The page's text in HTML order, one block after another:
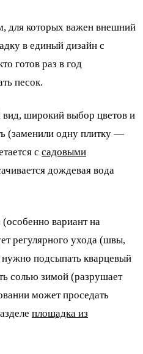
для которых важен внешний
в единый дизайн с
готов раз в год
песок.
широкий выбор цветов и
(заменили одну плитку —
с садовыми
дождевая вода
вариант на
регулярного ухода (швы,
подсыпать кварцевый
солью зимой (разрушает
может проседать
площадка из